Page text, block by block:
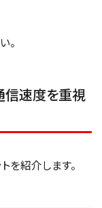
。
信速度を重視
を紹介します。